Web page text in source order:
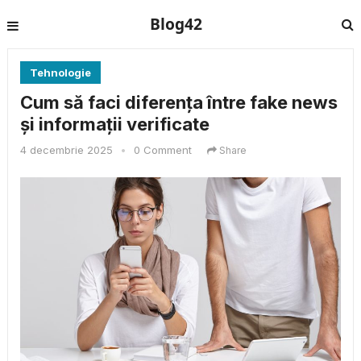
Blog42
Tehnologie
Cum să faci diferența între fake news
și informații verificate
4 decembrie 2025 • 0 Comment Share